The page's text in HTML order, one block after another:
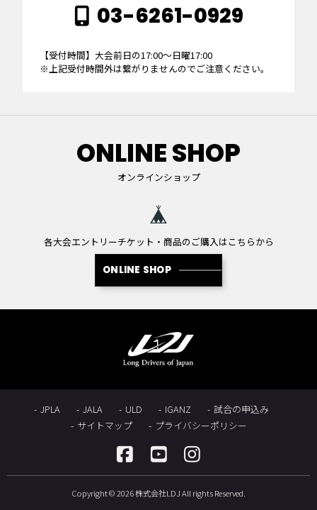
03-6261-0929
【受付時間】大会前日の17:00～日曜17:00
※上記受付時間外は繋がりませんのでご注意ください。
ONLINE SHOP
オンラインショップ
各大会エントリーチケット・商品のご購入はこちらから
ONLINE SHOP
JPLA JALA ULD IGANZ
試合の申込み
サイトマップ
プライバシーポリシー
Copyright © 2026 株式会社LDJ All rights Reserved.